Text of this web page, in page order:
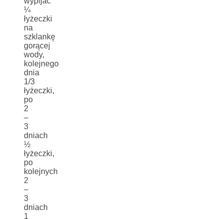
¼
łyżeczki
na
szklankę
gorącej
wody,
kolejnego
dnia
1/3
łyżeczki,
po
2
–
3
dniach
½
łyżeczki,
po
kolejnych
2
–
3
dniach
1